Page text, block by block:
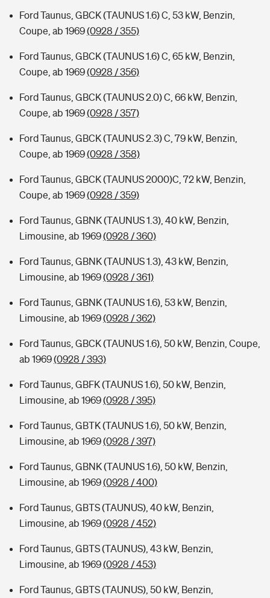
Ford Taunus, GBCK (TAUNUS 1.6) C, 53 kW, Benzin,
Coupe, ab 1969(0928 / 355)
Ford Taunus, GBCK (TAUNUS 1.6) C, 65 kW, Benzin,
Coupe, ab 1969(0928 / 356)
Ford Taunus, GBCK (TAUNUS 2.0) C, 66 kW, Benzin,
Coupe, ab 1969(0928 / 357)
Ford Taunus, GBCK (TAUNUS 2.3) C, 79 kW, Benzin,
Coupe, ab 1969(0928 / 358)
Ford Taunus, GBCK (TAUNUS 2000)C, 72 kW, Benzin,
Coupe, ab 1969(0928 / 359)
Ford Taunus, GBNK (TAUNUS 1.3), 40 kW, Benzin,
Limousine, ab 1969(0928 / 360)
Ford Taunus, GBNK (TAUNUS 1.3), 43 kW, Benzin,
Limousine, ab 1969(0928 / 361)
Ford Taunus, GBNK (TAUNUS 1.6), 53 kW, Benzin,
Limousine, ab 1969(0928 / 362)
Ford Taunus, GBCK (TAUNUS 1.6), 50 kW, Benzin, Coupe,
ab 1969(0928 / 393)
Ford Taunus, GBFK (TAUNUS 1.6), 50 kW, Benzin,
Limousine, ab 1969(0928 / 395)
Ford Taunus, GBTK (TAUNUS 1.6), 50 kW, Benzin,
Limousine, ab 1969(0928 / 397)
Ford Taunus, GBNK (TAUNUS 1.6), 50 kW, Benzin,
Limousine, ab 1969(0928 / 400)
Ford Taunus, GBTS (TAUNUS), 40 kW, Benzin,
Limousine, ab 1969(0928 / 452)
Ford Taunus, GBTS (TAUNUS), 43 kW, Benzin,
Limousine, ab 1969(0928 / 453)
Ford Taunus, GBTS (TAUNUS), 50 kW, Benzin,